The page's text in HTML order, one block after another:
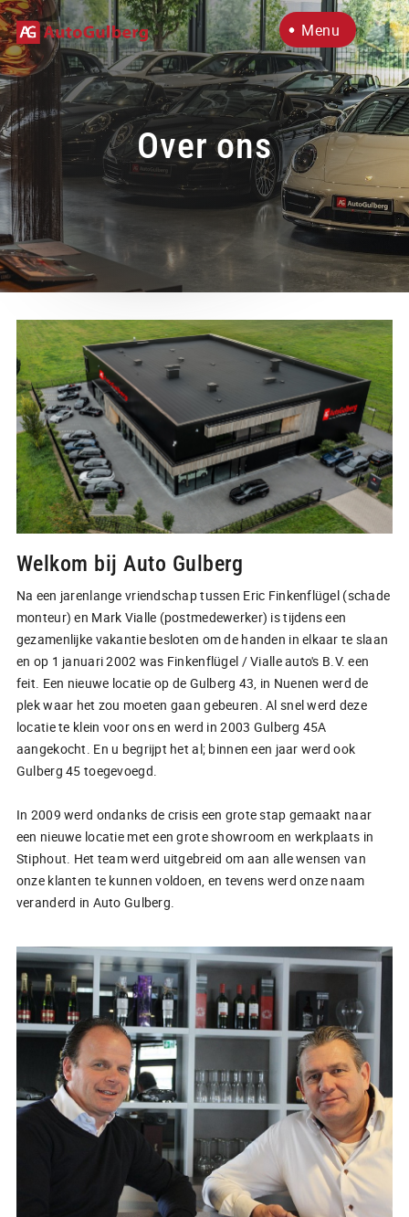
Menu
Home
Aanbod
Diensten
Over ons
Verkocht
Contact
Contact
info@autogulberg.nl
+31 492 - 72 95 90
Adres
Bosbeemd 1
5741TR Beek en Donk
Openingstijden
Ma
9:30 - 17:30
Wo
9:30 - 17:30
Do
9:30 - 17:30
Vr
9:30 - 17:30
Za
10:00 - 15:00
Zo
Gesloten
Over ons
Welkom bij Auto Gulberg
Na een jarenlange vriendschap tussen Eric Finkenflügel (schade
monteur) en Mark Vialle (postmedewerker) is tijdens een
gezamenlijke vakantie besloten om de handen in elkaar te slaan
en op 1 januari 2002 was Finkenflügel / Vialle auto's B.V. een
feit. Een nieuwe locatie op de Gulberg 43, in Nuenen werd de
plek waar het zou moeten gaan gebeuren. Al snel werd deze
locatie te klein voor ons en werd in 2003 Gulberg 45A
aangekocht. En u begrijpt het al; binnen een jaar werd ook
Gulberg 45 toegevoegd.
In 2009 werd ondanks de crisis een grote stap gemaakt naar
een nieuwe locatie met een grote showroom en werkplaats in
Stiphout. Het team werd uitgebreid om aan alle wensen van
onze klanten te kunnen voldoen, en tevens werd onze naam
veranderd in Auto Gulberg.